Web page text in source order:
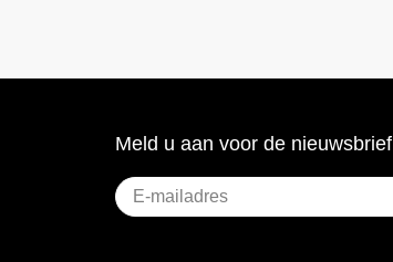
Meld u aan voor de nieuwsbrief
E-
mailadres(Vereist)